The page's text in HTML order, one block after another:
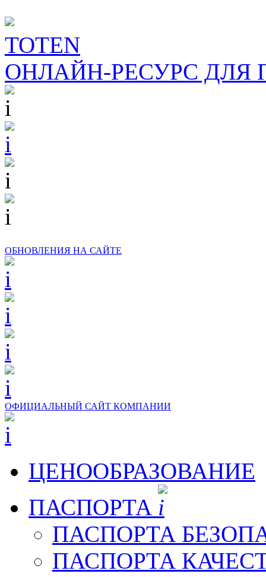
TOTEN
ОНЛАЙН-РЕСУРС ДЛЯ
ОБНОВЛЕНИЯ НА САЙТЕ
ОФИЦИАЛЬНЫЙ САЙТ КОМПАНИИ
ЦЕНООБРАЗОВАНИЕ
ПАСПОРТА
ПАСПОРТА
ПАСПОРТА